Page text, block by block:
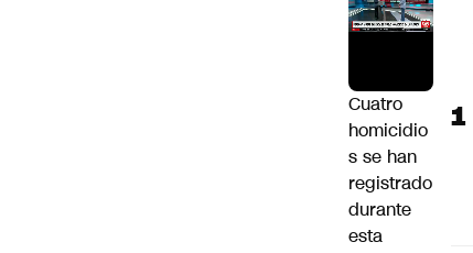
Cuatro
homicidio
s se han
registrado
durante
esta